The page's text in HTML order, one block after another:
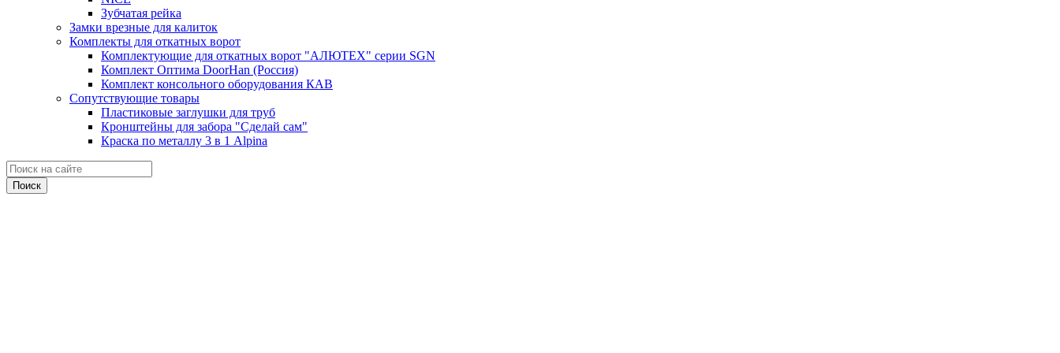
Зубчатая рейка
Замки врезные для калиток
Комплекты для откатных ворот
Комплектующие для откатных ворот "АЛЮТЕХ" серии SGN
Комплект Оптима DoorHan (Россия)
Комплект консольного оборудования КАВ
Сопутствующие товары
Пластиковые заглушки для труб
Кронштейны для забора "Сделай сам"
Краска по металлу 3 в 1 Alpina
Поиск